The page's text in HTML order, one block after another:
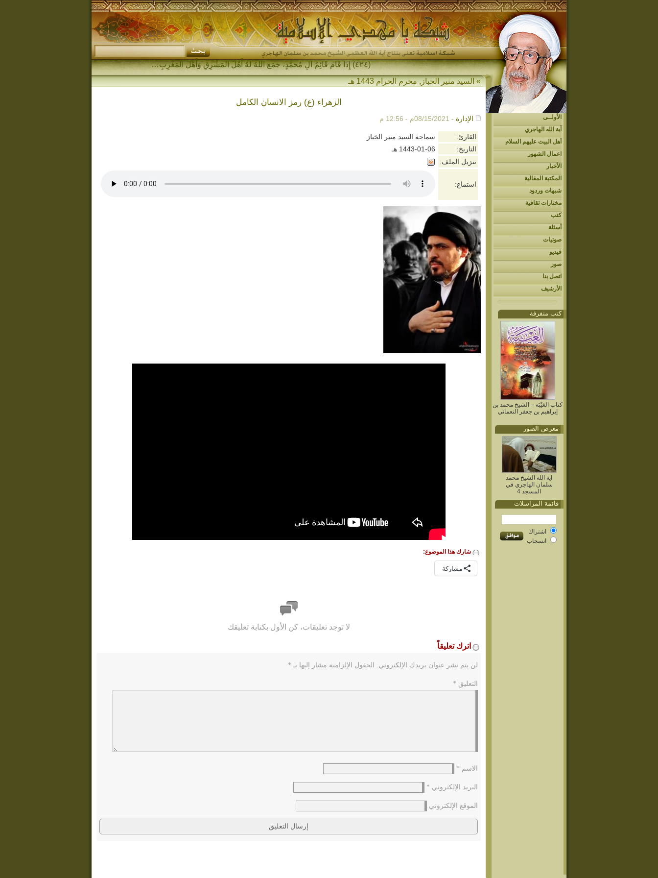
(٤٢٤) إِذَا قَامَ قَائِمُ آلِ مُحَمَّدٍ، جَمَعَ اللهُ لَهُ أَهْلَ المَشْرِقِ وَأَهْلَ المَغْرِبِ…
الأولــى
آية الله الهاجري
أهل البيت عليهم السلام
اعمال الشهور
الأخبار
المكتبة المقالية
شبهات وردود
مختارات ثقافية
كتب
أسئلة
صوتيات
فيديو
صور
اتصل بنا
الأرشيف
كتب متفرقة
كتاب الغيْبَة – الشيخ محمد بن
إبراهيم بن جعفر النعماني
معرض الصور
اية الله الشيخ محمد
سلمان الهاجري في
المسجد 4
قائمة المراسلات
اشتراك
انسحاب
»السيد منير الخباز,محرم الحرام 1443 هـ
الزهراء (ع) رمز الانسان الكامل
الإدارة - 08/15/2021م - 12:56 م
القارئ:
سماحة السيد منير الخباز
التاريخ:
1443-01-06 هـ
تنزيل الملف:
استماع:
شارك هذا الموضوع:
مشاركة
لا توجد تعليقات، كن الأول بكتابة تعليقك
اترك تعليقاً
لن يتم نشر عنوان بريدك الإلكتروني. الحقول الإلزامية مشار إليها بـ *
التعليق *
الاسم *
البريد الإلكتروني *
الموقع الإلكتروني